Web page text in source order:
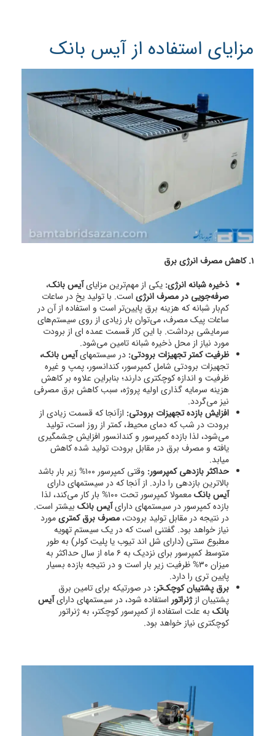
مزایای استفاده از آیس بانک
1. کاهش مصرف انرژی برق
ذخیره شبانه انرژی: یکی از مهم‌ترین مزایایآیس بانک،
صرفه‌جویی در مصرف انرژی است. با تولید یخ در ساعات
کم‌بار شبانه که هزینه برق پایین‌تر است و استفاده از آن در
ساعات پیک مصرف، می‌توان بار زیادی از روی سیستم‌های
سرمایشی برداشت. با این کار قسمت عمده ای از برودت
مورد نیاز از محل ذخیره شبانه تامین می‌شود.
ظرفیت کمتر تجهیزات برودتی: در سیستمهایآیس بانک،
تجهیزات برودتی شامل کمپرسور، کندانسور، پمپ و غیره
ظرفیت و اندازه کوچکتری دارند؛ بنابراین علاوه بر کاهش
هزینه سرمایه گذاری اولیه پروژه، سبب کاهش برق مصرفی
نیز می‌گردد.
افزایش بازده تجهیزات برودتی: ازآنجا که قسمت زیادی از
برودت در شب که دمای محیط، کمتر از روز است، تولید
می‌شود، لذا بازده کمپرسور و کندانسور افزایش چشمگیری
یافته و مصرف برق در مقابل برودت تولید شده کاهش
میابد.
حداکثر بازدهی کمپرسور:
وقتی کمپرسور ۱۰۰% زیر بار باشد
بالاترین بازدهی را دارد. از آنجا که در سیستمهای دارای
آیس بانک
معمولا کمپرسور تحت ۱۰۰% بار کار می‌کند، لذا
بازده کمپرسور در سیستمهای دارایآیس بانک بیشتر است.
در نتیجه در مقابل تولید برودت،مصرف برق کمتریمورد
نیاز خواهد بود. گفتنی است که در یک سیستم تهویه
مطبوع سنتی (دارای شل اند تیوب یا پلیت کولر) به طور
متوسط کمپرسور برای نزدیک به ۶ ماه از سال حداکثر به
میزان ۳۰% ظرفیت زیر بار است و در نتیجه بازده بسیار
پایین تری را دارد.
برق پشتیبان کوچک‌تر: در صورتیکه برای تامین برق
پشتیبان ازژنراتور استفاده شود، در سیستمهای دارایآیس
بانک به علت استفاده از کمپرسور کوچکتر، به ژنراتور
کوچکتری نیاز خواهد بود.